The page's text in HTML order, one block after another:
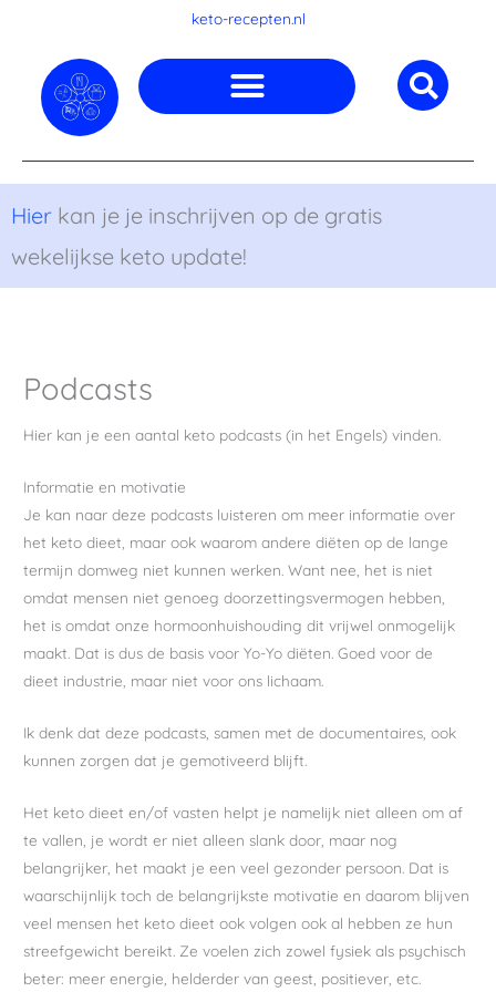
inhoud
keto-recepten.nl
Hier kan je je inschrijven op de gratis
wekelijkse keto update!
Podcasts
Hier kan je een aantal keto podcasts (in het Engels) vinden.
Informatie en motivatie
Je kan naar deze podcasts luisteren om meer informatie over
het keto dieet, maar ook waarom andere diëten op de lange
termijn domweg niet kunnen werken. Want nee, het is niet
omdat mensen niet genoeg doorzettingsvermogen hebben,
het is omdat onze hormoonhuishouding dit vrijwel onmogelijk
maakt. Dat is dus de basis voor Yo-Yo diëten. Goed voor de
dieet industrie, maar niet voor ons lichaam.
Ik denk dat deze podcasts, samen met de documentaires, ook
kunnen zorgen dat je gemotiveerd blijft.
Het keto dieet en/of vasten helpt je namelijk niet alleen om af
te vallen, je wordt er niet alleen slank door, maar nog
belangrijker, het maakt je een veel gezonder persoon. Dat is
waarschijnlijk toch de belangrijkste motivatie en daarom blijven
veel mensen het keto dieet ook volgen ook al hebben ze hun
streefgewicht bereikt. Ze voelen zich zowel fysiek als psychisch
beter: meer energie, helderder van geest, positiever, etc.